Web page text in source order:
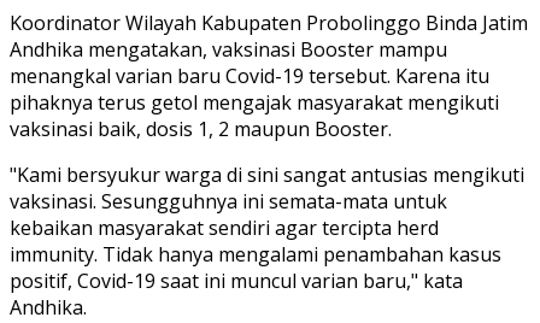
Koordinator Wilayah Kabupaten Probolinggo Binda Jatim
Andhika mengatakan, vaksinasi Booster mampu
menangkal varian baru Covid-19 tersebut. Karena itu
pihaknya terus getol mengajak masyarakat mengikuti
vaksinasi baik, dosis 1, 2 maupun Booster.
"Kami bersyukur warga di sini sangat antusias mengikuti
vaksinasi. Sesungguhnya ini semata-mata untuk
kebaikan masyarakat sendiri agar tercipta herd
immunity. Tidak hanya mengalami penambahan kasus
positif, Covid-19 saat ini muncul varian baru," kata
Andhika.